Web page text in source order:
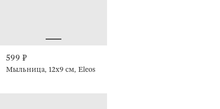
599 ₽
Мыльница, 12х9 см, Eleos